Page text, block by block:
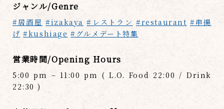
ジャンル/Genre
#居酒屋 #izakaya #レストラン #restaurant #串揚
げ #kushiage #グルメデート特集
営業時間/Opening Hours
5:00 pm – 11:00 pm ( L.O. Food 22:00 / Drink
22:30 )